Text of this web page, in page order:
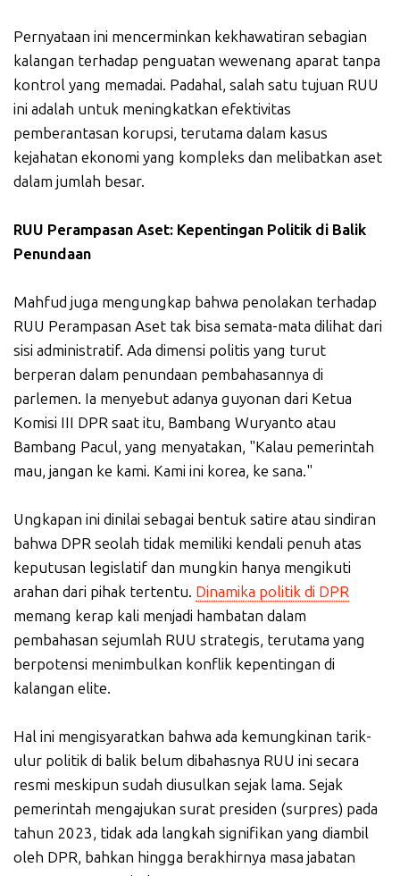
Pernyataan ini mencerminkan kekhawatiran sebagian
kalangan terhadap penguatan wewenang aparat tanpa
kontrol yang memadai. Padahal, salah satu tujuan RUU
ini adalah untuk meningkatkan efektivitas
pemberantasan korupsi, terutama dalam kasus
kejahatan ekonomi yang kompleks dan melibatkan aset
dalam jumlah besar.
RUU Perampasan Aset: Kepentingan Politik di Balik
Penundaan
Mahfud juga mengungkap bahwa penolakan terhadap
RUU Perampasan Aset tak bisa semata-mata dilihat dari
sisi administratif. Ada dimensi politis yang turut
berperan dalam penundaan pembahasannya di
parlemen. Ia menyebut adanya guyonan dari Ketua
Komisi III DPR saat itu, Bambang Wuryanto atau
Bambang Pacul, yang menyatakan, "Kalau pemerintah
mau, jangan ke kami. Kami ini korea, ke sana."
Ungkapan ini dinilai sebagai bentuk satire atau sindiran
bahwa DPR seolah tidak memiliki kendali penuh atas
keputusan legislatif dan mungkin hanya mengikuti
arahan dari pihak tertentu. Dinamika politik di DPR
memang kerap kali menjadi hambatan dalam
pembahasan sejumlah RUU strategis, terutama yang
berpotensi menimbulkan konflik kepentingan di
kalangan elite.
Hal ini mengisyaratkan bahwa ada kemungkinan tarik-
ulur politik di balik belum dibahasnya RUU ini secara
resmi meskipun sudah diusulkan sejak lama. Sejak
pemerintah mengajukan surat presiden (surpres) pada
tahun 2023, tidak ada langkah signifikan yang diambil
oleh DPR, bahkan hingga berakhirnya masa jabatan